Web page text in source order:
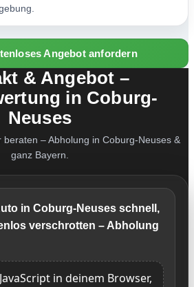
Angebot anfordern
& Angebot –
in Coburg-
Neuses
– Abholung in Coburg-Neuses &
ganz Bayern.
in Coburg-Neuses schnell,
verschrotten – Abholung
in deinem Browser,